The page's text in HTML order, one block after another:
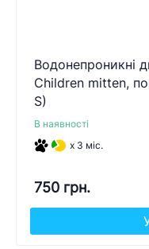
Водонепроникні
Children mitten,
S)
В наявності
x 3 міс.
750 грн.